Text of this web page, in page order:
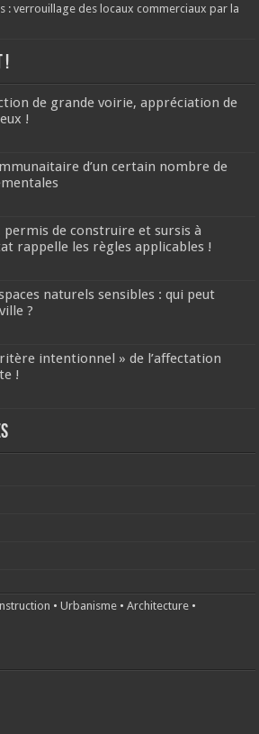
: verrouillage des locaux commerciaux par la
!
de grande voirie, appréciation de
!
d’un certain nombre de
permis de construire et sursis à
rappelle les règles applicables !
naturels sensibles : qui peut
?
intentionnel » de l’affectation
!
•Urbanisme •Architecture •